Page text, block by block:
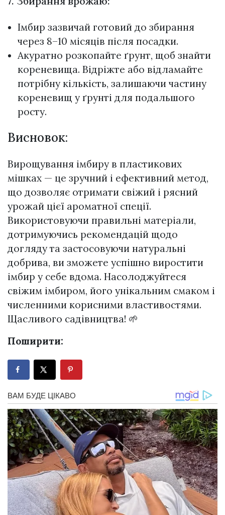
Імбир зазвичай готовий до збирання
через 8–10 місяців після посадки.
Акуратно розкопайте ґрунт, щоб знайти
кореневища. Відріжте або відламайте
потрібну кількість, залишаючи частину
кореневищ у ґрунті для подальшого
росту.
Висновок:
Вирощування імбиру в пластикових
мішках — це зручний і ефективний метод,
що дозволяє отримати свіжий і рясний
урожай цієї ароматної спеції.
Використовуючи правильні матеріали,
дотримуючись рекомендацій щодо
догляду та застосовуючи натуральні
добрива, ви зможете успішно виростити
імбир у себе вдома. Насолоджуйтеся
свіжим імбиром, його унікальним смаком і
численними корисними властивостями.
Щасливого садівництва! 🌱
Поширити: